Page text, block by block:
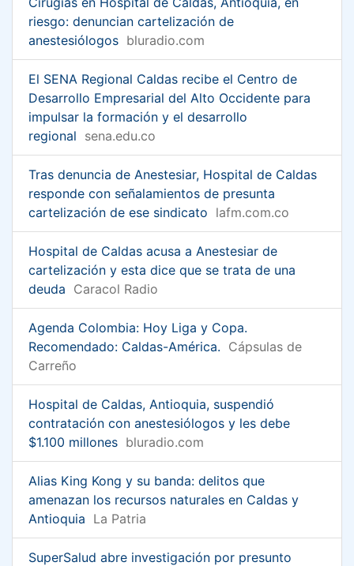
riesgo: denuncian cartelización de
anestesiólogos bluradio.com
El SENA Regional Caldas recibe el Centro de
Desarrollo Empresarial del Alto Occidente para
impulsar la formación y el desarrollo
regional sena.edu.co
Tras denuncia de Anestesiar, Hospital de Caldas
responde con señalamientos de presunta
cartelización de ese sindicato lafm.com.co
Hospital de Caldas acusa a Anestesiar de
cartelización y esta dice que se trata de una
deuda Caracol Radio
Agenda Colombia: Hoy Liga y Copa.
Recomendado: Caldas-América. Cápsulas de
Carreño
Hospital de Caldas, Antioquia, suspendió
contratación con anestesiólogos y les debe
$1.100 millones bluradio.com
Alias King Kong y su banda: delitos que
amenazan los recursos naturales en Caldas y
Antioquia La Patria
SuperSalud abre investigación por presunto